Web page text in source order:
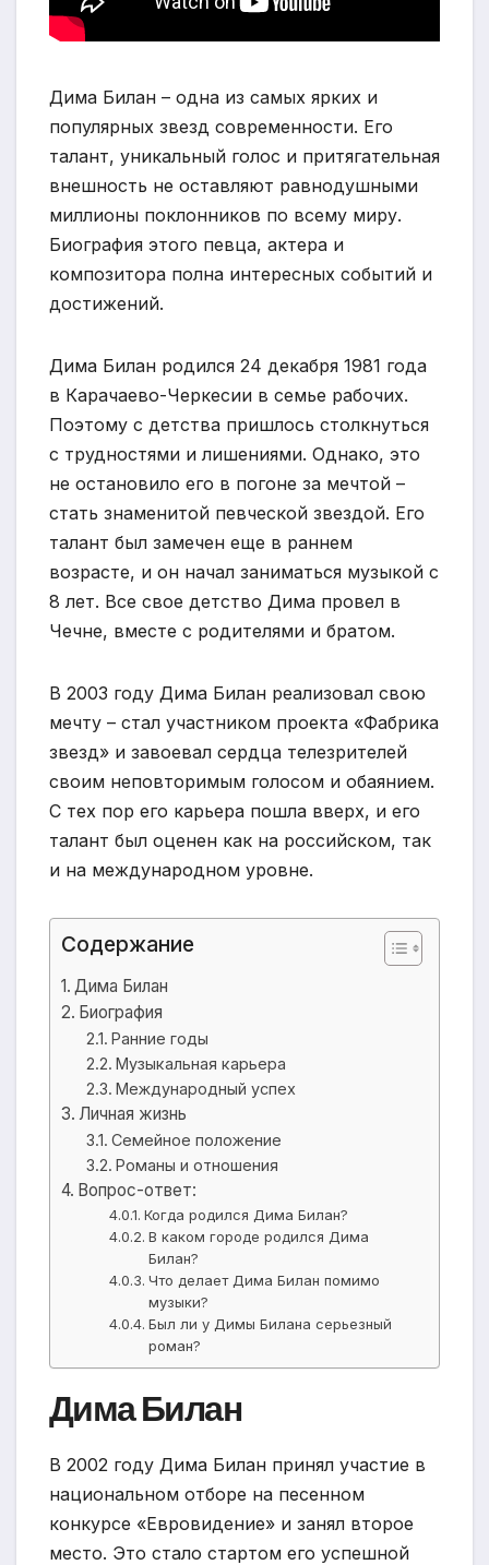
Дима Билан – одна из самых ярких и
популярных звезд современности. Его
талант, уникальный голос и притягательная
внешность не оставляют равнодушными
миллионы поклонников по всему миру.
Биография этого певца, актера и
композитора полна интересных событий и
достижений.
Дима Билан родился 24 декабря 1981 года
в Карачаево-Черкесии в семье рабочих.
Поэтому с детства пришлось столкнуться
с трудностями и лишениями. Однако, это
не остановило его в погоне за мечтой –
стать знаменитой певческой звездой. Его
талант был замечен еще в раннем
возрасте, и он начал заниматься музыкой с
8 лет. Все свое детство Дима провел в
Чечне, вместе с родителями и братом.
В 2003 году Дима Билан реализовал свою
мечту – стал участником проекта «Фабрика
звезд» и завоевал сердца телезрителей
своим неповторимым голосом и обаянием.
С тех пор его карьера пошла вверх, и его
талант был оценен как на российском, так
и на международном уровне.
Содержание
Дима Билан
Биография
Ранние годы
Музыкальная карьера
Международный успех
Личная жизнь
Семейное положение
Романы и отношения
Вопрос-ответ:
Когда родился Дима Билан?
В каком городе родился Дима
Билан?
Что делает Дима Билан помимо
музыки?
Был ли у Димы Билана серьезный
роман?
Дима Билан
В 2002 году Дима Билан принял участие в
национальном отборе на песенном
конкурсе «Евровидение» и занял второе
место. Это стало стартом его успешной